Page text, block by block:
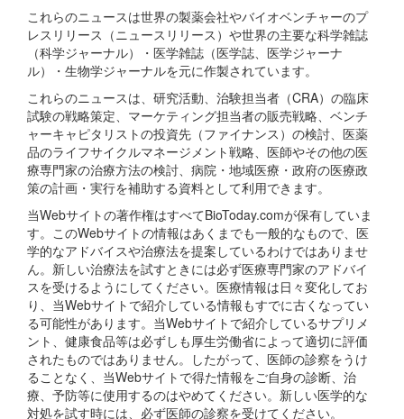
これらのニュースは世界の製薬会社やバイオベンチャーのプ
レスリリース（ニュースリリース）や世界の主要な科学雑誌
（科学ジャーナル）・医学雑誌（医学誌、医学ジャーナ
ル）・生物学ジャーナルを元に作製されています。
これらのニュースは、研究活動、治験担当者（CRA）の臨床
試験の戦略策定、マーケティング担当者の販売戦略、ベンチ
ャーキャピタリストの投資先（ファイナンス）の検討、医薬
品のライフサイクルマネージメント戦略、医師やその他の医
療専門家の治療方法の検討、病院・地域医療・政府の医療政
策の計画・実行を補助する資料として利用できます。
当Webサイトの著作権はすべてBioToday.comが保有していま
す。このWebサイトの情報はあくまでも一般的なもので、医
学的なアドバイスや治療法を提案しているわけではありませ
ん。新しい治療法を試すときには必ず医療専門家のアドバイ
スを受けるようにしてください。医療情報は日々変化してお
り、当Webサイトで紹介している情報もすでに古くなってい
る可能性があります。当Webサイトで紹介しているサプリメ
ント、健康食品等は必ずしも厚生労働省によって適切に評価
されたものではありません。したがって、医師の診察をうけ
ることなく、当Webサイトで得た情報をご自身の診断、治
療、予防等に使用するのはやめてください。新しい医学的な
対処を試す時には、必ず医師の診察を受けてください。